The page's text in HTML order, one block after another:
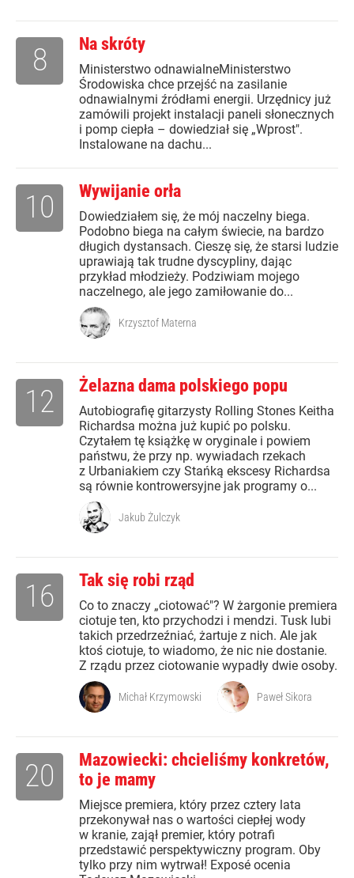
Na skróty
Ministerstwo odnawialneMinisterstwo
Środowiska chce przejść na zasilanie
odnawialnymi źródłami energii. Urzędnicy już
zamówili projekt instalacji paneli słonecznych
i pomp ciepła – dowiedział się „Wprost".
Instalowane na dachu...
8
Wywijanie orła
Dowiedziałem się, że mój naczelny biega.
Podobno biega na całym świecie, na bardzo
długich dystansach. Cieszę się, że starsi ludzie
uprawiają tak trudne dyscypliny, dając
przykład młodzieży. Podziwiam mojego
naczelnego, ale jego zamiłowanie do...
10
Krzysztof Materna
Żelazna dama polskiego popu
Autobiografię gitarzysty Rolling Stones Keitha
Richardsa można już kupić po polsku.
Czytałem tę książkę w oryginale i powiem
państwu, że przy np. wywiadach rzekach
z Urbaniakiem czy Stańką ekscesy Richardsa
są równie kontrowersyjne jak programy o...
12
Jakub Żulczyk
Tak się robi rząd
Co to znaczy „ciotować"? W żargonie premiera
ciotuje ten, kto przychodzi i mendzi. Tusk lubi
takich przedrzeźniać, żartuje z nich. Ale jak
ktoś ciotuje, to wiadomo, że nic nie dostanie.
Z rządu przez ciotowanie wypadły dwie osoby.
16
Michał Krzymowski Paweł Sikora
Mazowiecki: chcieliśmy konkretów,
to je mamy
Miejsce premiera, który przez cztery lata
przekonywał nas o wartości ciepłej wody
w kranie, zajął premier, który potrafi
przedstawić perspektywiczny program. Oby
tylko przy nim wytrwał! Exposé ocenia
20